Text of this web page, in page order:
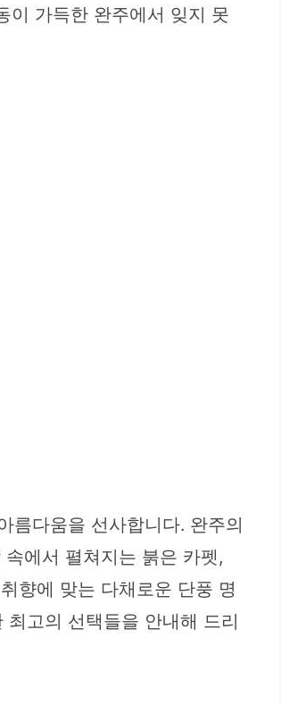
이 가득한 완주에서 잊지 못
름다움을 선사합니다. 완주의
에서 펼쳐지는 붉은 카펫,
향에 맞는 다채로운 단풍 명
고의 선택들을 안내해 드리